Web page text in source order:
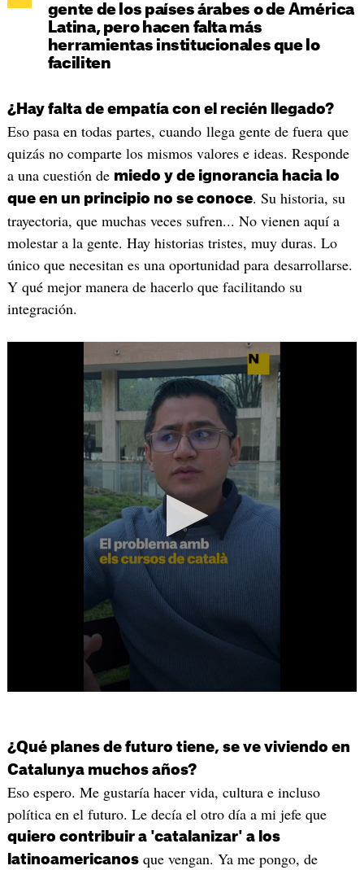
gente de los países árabes o de América
Latina, pero hacen falta más
herramientas institucionales que lo
faciliten
¿Hay falta de empatía con el recién llegado?
Eso pasa en todas partes, cuando llega gente de fuera que
quizás no comparte los mismos valores e ideas. Responde
a una cuestión de miedo y de ignorancia hacia lo
que en un principio no se conoce. Su historia, su
trayectoria, que muchas veces sufren... No vienen aquí a
molestar a la gente. Hay historias tristes, muy duras. Lo
único que necesitan es una oportunidad para desarrollarse.
Y qué mejor manera de hacerlo que facilitando su
integración.
¿Qué planes de futuro tiene, se ve viviendo en
Catalunya muchos años?
Eso espero. Me gustaría hacer vida, cultura e incluso
política en el futuro. Le decía el otro día a mi jefe que
quiero contribuir a 'catalanizar' a los
latinoamericanosque vengan. Ya me pongo, de